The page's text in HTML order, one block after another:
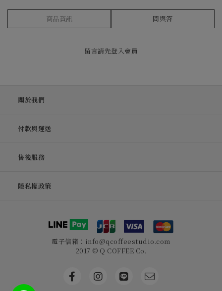
商品資訊 問與答
留言請先登入會員
關於我們
付款與運送
售後服務
隱私權政策
電子信箱：info@qcoffeestudio.com
2017 © Q COFFEE Co.